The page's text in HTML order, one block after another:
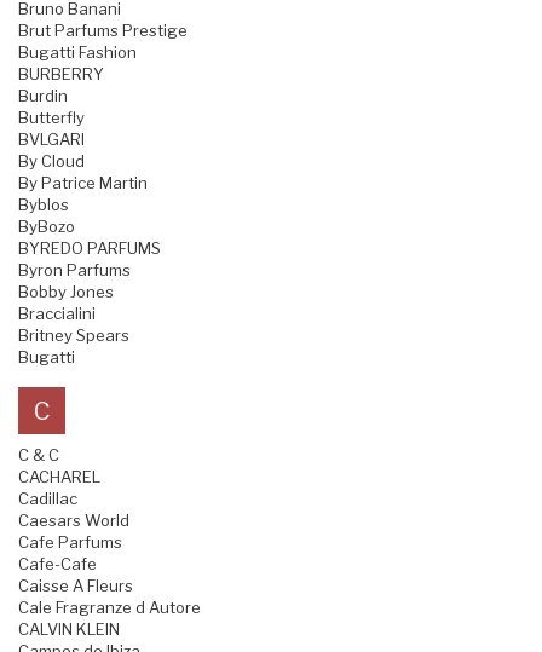
Bruno Banani
Brut Parfums Prestige
Bugatti Fashion
BURBERRY
Burdin
Butterfly
BVLGARI
By Cloud
By Patrice Martin
Byblos
ByBozo
BYREDO PARFUMS
Byron Parfums
Bobby Jones
Braccialini
Britney Spears
Bugatti
C
C & C
CACHAREL
Cadillac
Caesars World
Cafe Parfums
Cafe-Cafe
Caisse A Fleurs
Cale Fragranze d Autore
CALVIN KLEIN